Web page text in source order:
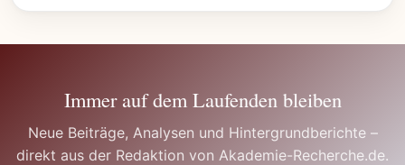
Immer auf dem Laufenden bleiben
Neue Beiträge, Analysen und Hintergrundberichte –
direkt aus der Redaktion von Akademie-Recherche.de.